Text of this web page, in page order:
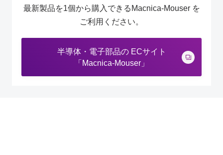
最新製品を1個から購入できるMacnica-Mouser を
ご利用ください。
半導体・電子部品の ECサイト
「Macnica-Mouser」